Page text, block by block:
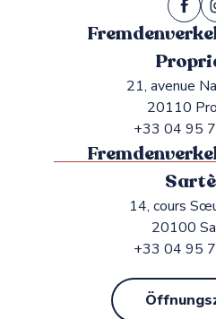
21, avenue
20110
+33 04 95
14, cours
20100
+33 04 95